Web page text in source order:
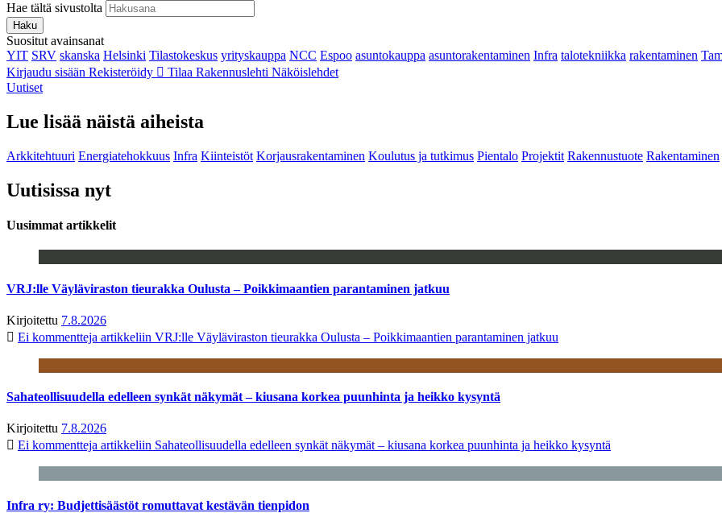
Hae tältä sivustolta
Haku
Suositut avainsanat
YIT SRV skanska Helsinki Tilastokeskus yrityskauppa NCC Espoo asuntokauppa asuntorakentaminen Infra talotekniikka rakentaminen
Kirjaudu sisään Rekisteröidy Tilaa Rakennuslehti Näköislehdet
Uutiset
Lue lisää näistä aiheista
Arkkitehtuuri Energiatehokkuus Infra Kiinteistöt Korjausrakentaminen Koulutus ja tutkimus Pientalo Projektit Rakennustuote Rakentaminen
Uutisissa nyt
Uusimmat artikkelit
VRJ:lle Väyläviraston tieurakka Oulusta – Poikkimaantien parantaminen jatkuu
Kirjoitettu 7.8.2026
Ei kommentteja artikkeliin VRJ:lle Väyläviraston tieurakka Oulusta – Poikkimaantien parantaminen jatkuu
Sahateollisuudella edelleen synkät näkymät – kiusana korkea puunhinta ja heikko kysyntä
Kirjoitettu 7.8.2026
Ei kommentteja artikkeliin Sahateollisuudella edelleen synkät näkymät – kiusana korkea puunhinta ja heikko kysyntä
Infra ry: Budjettisäästöt romuttavat kestävän tienpidon